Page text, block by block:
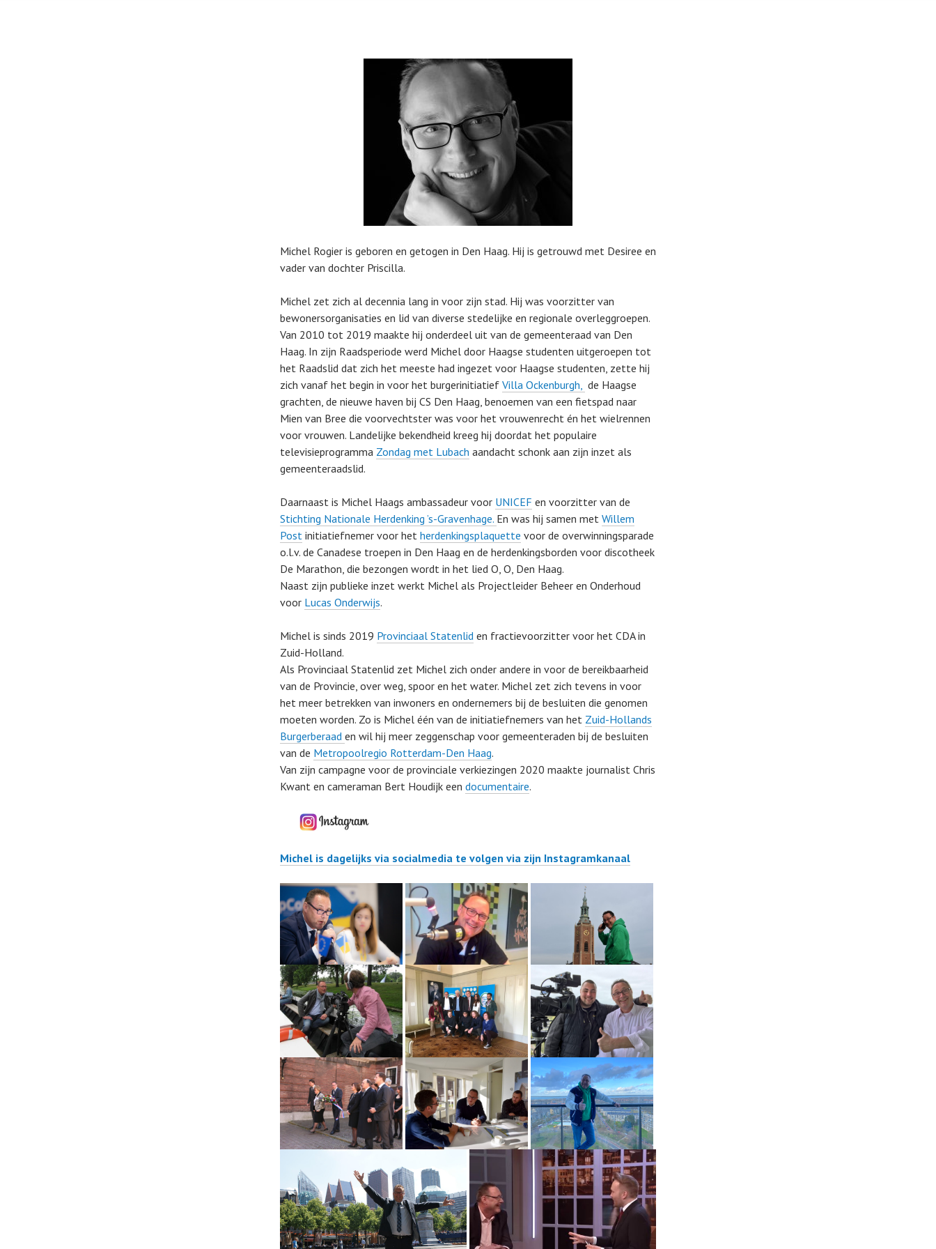
Michel Rogier is geboren en getogen in Den Haag. Hij is getrouwd met Desiree en
vader van dochter Priscilla.
Michel zet zich al decennia lang in voor zijn stad. Hij was voorzitter van
bewonersorganisaties en lid van diverse stedelijke en regionale overleggroepen.
Van 2010 tot 2019 maakte hij onderdeel uit van de gemeenteraad van Den
Haag. In zijn Raadsperiode werd Michel door Haagse studenten uitgeroepen tot
het Raadslid dat zich het meeste had ingezet voor Haagse studenten, zette hij
zich vanaf het begin in voor het burgerinitiatief Villa Ockenburgh, de Haagse
grachten, de nieuwe haven bij CS Den Haag, benoemen van een fietspad naar
Mien van Bree die voorvechtster was voor het vrouwenrecht én het wielrennen
voor vrouwen. Landelijke bekendheid kreeg hij doordat het populaire
televisieprogramma Zondag met Lubach aandacht schonk aan zijn inzet als
gemeenteraadslid.
Daarnaast is Michel Haags ambassadeur voor UNICEF en voorzitter van de
Stichting Nationale Herdenking ’s-Gravenhage. En was hij samen met Willem
Post initiatiefnemer voor het herdenkingsplaquette voor de overwinningsparade
o.l.v. de Canadese troepen in Den Haag en de herdenkingsborden voor discotheek
De Marathon, die bezongen wordt in het lied O, O, Den Haag.
Naast zijn publieke inzet werkt Michel als Projectleider Beheer en Onderhoud
voor Lucas Onderwijs.
Michel is sinds 2019 Provinciaal Statenlid en fractievoorzitter voor het CDA in
Zuid-Holland.
Als Provinciaal Statenlid zet Michel zich onder andere in voor de bereikbaarheid
van de Provincie, over weg, spoor en het water. Michel zet zich tevens in voor
het meer betrekken van inwoners en ondernemers bij de besluiten die genomen
moeten worden. Zo is Michel één van de initiatiefnemers van het Zuid-Hollands
Burgerberaad en wil hij meer zeggenschap voor gemeenteraden bij de besluiten
van de Metropoolregio Rotterdam-Den Haag.
Van zijn campagne voor de provinciale verkiezingen 2020 maakte journalist Chris
Kwant en cameraman Bert Houdijk een documentaire.
Michel is dagelijks via socialmedia te volgen via zijn Instagramkanaal